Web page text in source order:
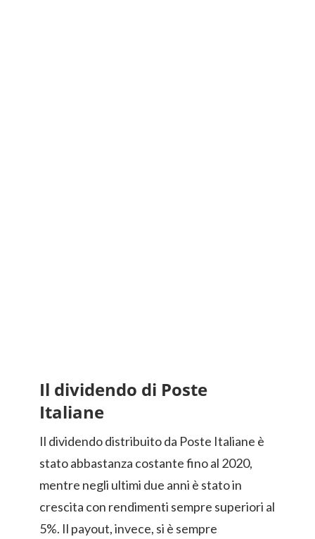
Il dividendo di Poste
Italiane
Il dividendo distribuito da Poste Italiane è
stato abbastanza costante fino al 2020,
mentre negli ultimi due anni è stato in
crescita con rendimenti sempre superiori al
5%. Il payout, invece, si è sempre